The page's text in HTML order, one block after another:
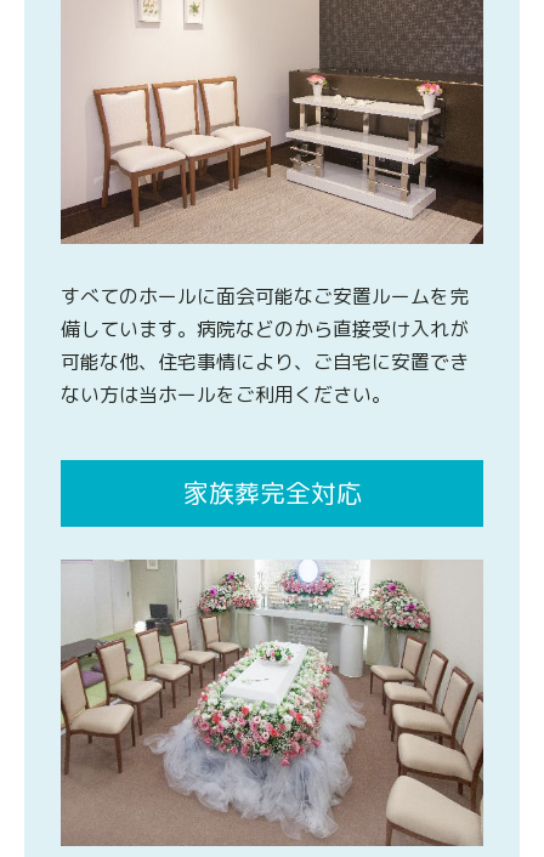
すべてのホールに面会可能なご安置ルームを完
備しています。病院などのから直接受け入れが
可能な他、住宅事情により、ご自宅に安置でき
ない方は当ホールをご利用ください。
家族葬完全対応